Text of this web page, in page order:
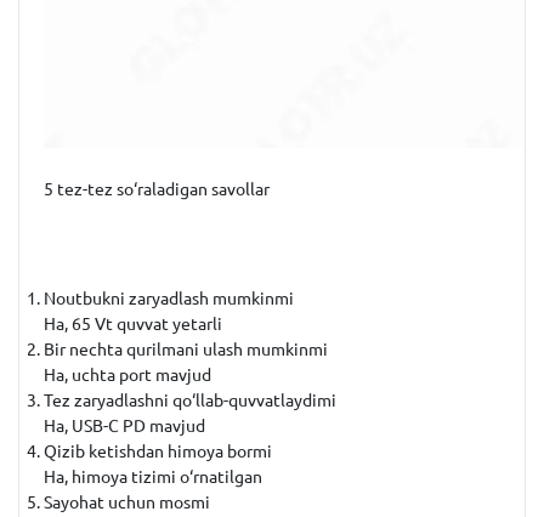
5 tez-tez so‘raladigan savollar
Noutbukni zaryadlash mumkinmi
Ha, 65 Vt quvvat yetarli
Bir nechta qurilmani ulash mumkinmi
Ha, uchta port mavjud
Tez zaryadlashni qo‘llab-quvvatlaydimi
Ha, USB-C PD mavjud
Qizib ketishdan himoya bormi
Ha, himoya tizimi o‘rnatilgan
Sayohat uchun mosmi